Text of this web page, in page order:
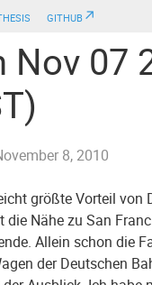
github↗
Nov 07
8, 2010
größte Vorteil von
die Nähe zu San
Allein schon die
der Deutschen